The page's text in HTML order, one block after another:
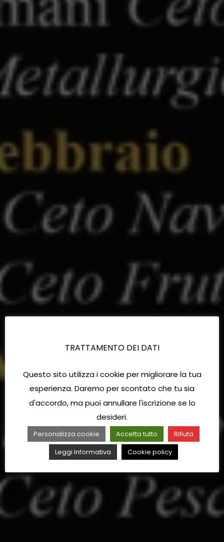
TRATTAMENTO DEI DATI
Questo sito utilizza i cookie per migliorare la tua
esperienza. Daremo per scontato che tu sia
d'accordo, ma puoi annullare l'iscrizione se lo
desideri.
Personalizza cookie Accetta tutto
Rifiuta
Leggi Informativa
Cookie policy